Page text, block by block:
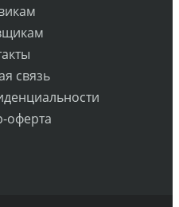
связь
оферта